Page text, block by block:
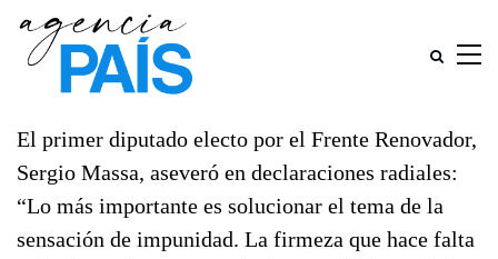
El primer diputado electo por el Frente Renovador,
Sergio Massa, aseveró en declaraciones radiales:
“Lo más importante es solucionar el tema de la
sensación de impunidad. La firmeza que hace falta